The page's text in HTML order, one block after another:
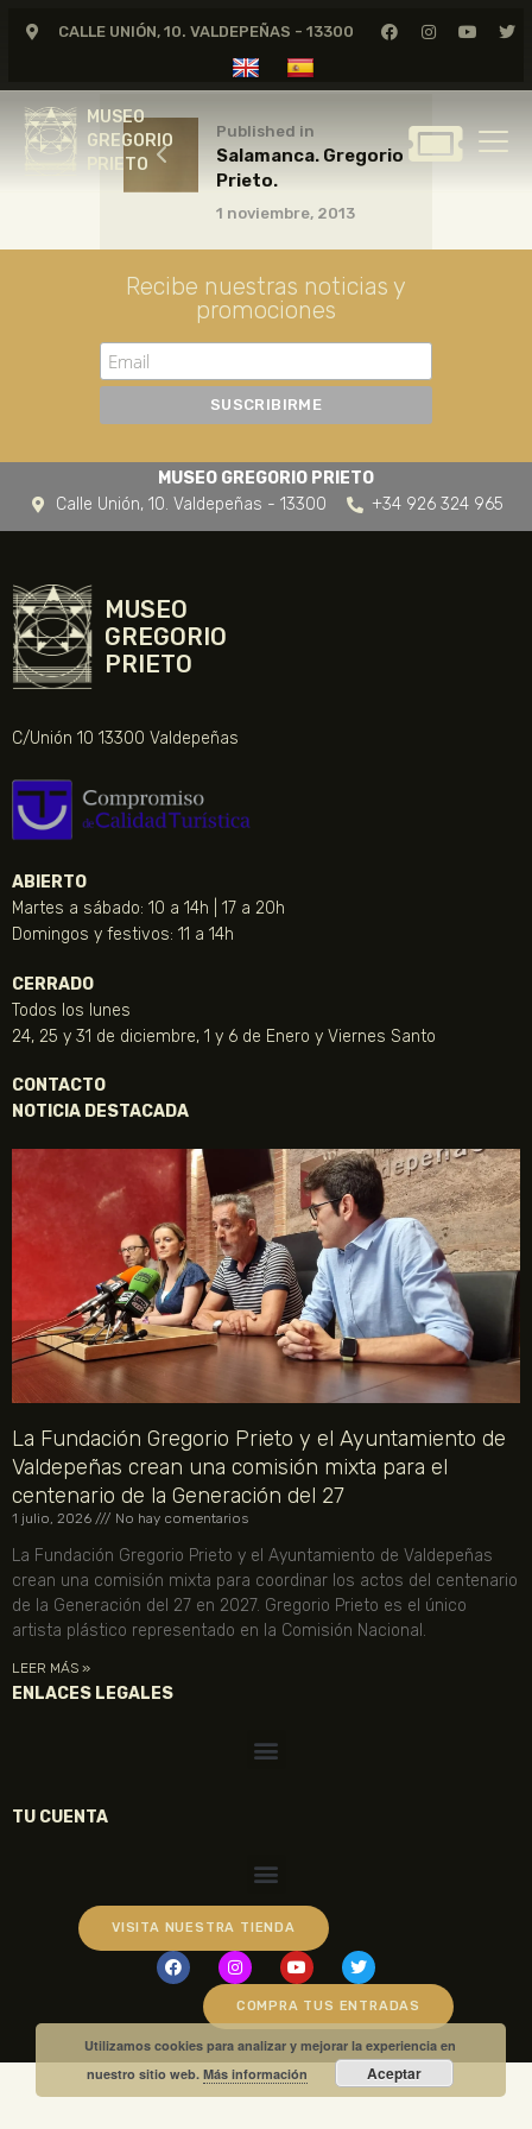
CALLE UNIÓN, 10. VALDEPEÑAS - 13300
MUSEO
GREGORIO
PRIETO
MUSEO
GREGORIO
GREGORIO PRIETO
CERTAMEN DE DIBUJO
FUNDACIÓN
TIENDA
NOTICIAS
Published in
Salamanca. Gregorio
Prieto.
1 noviembre, 2013
Recibe nuestras noticias y
promociones
MUSEO GREGORIO PRIETO
Calle Unión, 10. Valdepeñas - 13300
+34 926 324 965
MUSEO
GREGORIO
PRIETO
C/Unión 10 13300 Valdepeñas
ABIERTO
Martes a sábado: 10 a 14h | 17 a 20h
Domingos y festivos: 11 a 14h
CERRADO
Todos los lunes
24, 25 y 31 de diciembre, 1 y 6 de Enero y Viernes Santo
CONTACTO
NOTICIA DESTACADA
La Fundación Gregorio Prieto y el Ayuntamiento de
Valdepeñas crean una comisión mixta para el
centenario de la Generación del 27
1 julio, 2026 No hay comentarios
La Fundación Gregorio Prieto y el Ayuntamiento de Valdepeñas
crean una comisión mixta para coordinar los actos del centenario
de la Generación del 27 en 2027. Gregorio Prieto es el único
artista plástico representado en la Comisión Nacional.
LEER MÁS »
ENLACES LEGALES
TU CUENTA
VISITA NUESTRA TIENDA
COMPRA TUS ENTRADAS
Utilizamos cookies para analizar y mejorar la experiencia en
nuestro sitio web.Más información Aceptar